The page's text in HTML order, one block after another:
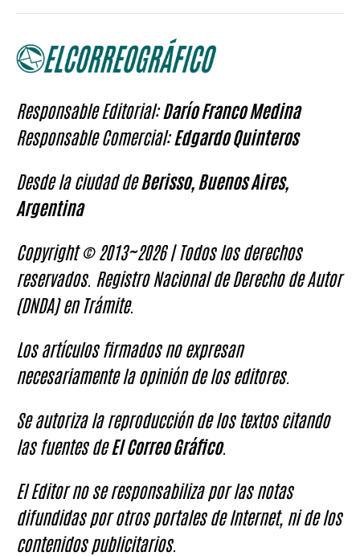
Responsable Editorial:Darío Franco Medina
Responsable Comercial:Edgardo Quinteros
Desde la ciudad deBerisso, Buenos Aires,
Argentina
Copyright © 2013~2026 | Todos los derechos
reservados. Registro Nacional de Derecho de Autor
(DNDA) en Trámite.
Los artículos firmados no expresan
necesariamente la opinión de los editores.
Se autoriza la reproducción de los textos citando
las fuentes deEl Correo Gráfico.
El Editor no se responsabiliza por las notas
difundidas por otros portales de Internet, ni de los
contenidos publicitarios.